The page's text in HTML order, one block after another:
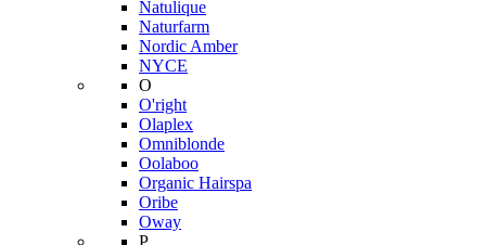
Natulique
Naturfarm
Nordic Amber
NYCE
O
O'right
Olaplex
Omniblonde
Oolaboo
Organic Hairspa
Oribe
Oway
P